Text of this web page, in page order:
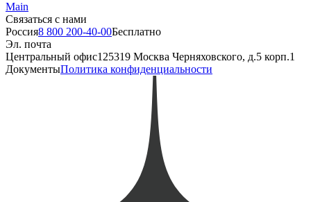
Main
Связаться с нами
Россия8 800 200-40-00Бесплатно
Эл. почта
Центральный офис125319 Москва Черняховского, д.5 корп.1
ДокументыПолитика конфиденциальности